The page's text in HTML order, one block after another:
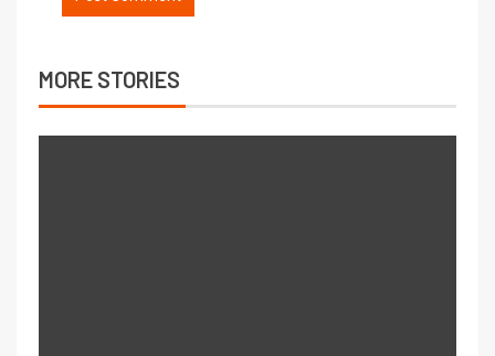
MORE STORIES